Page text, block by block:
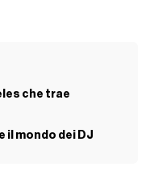
che trae
il mondo dei DJ